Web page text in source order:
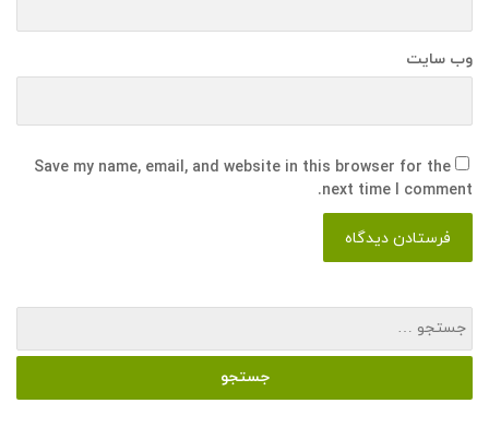
وب سایت
Save my name, email, and website in this browser for the
next time I comment.